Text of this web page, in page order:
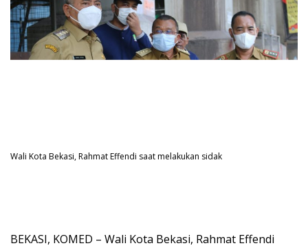
Wali Kota Bekasi, Rahmat Effendi saat melakukan sidak
BEKASI, KOMED – Wali Kota Bekasi, Rahmat Effendi